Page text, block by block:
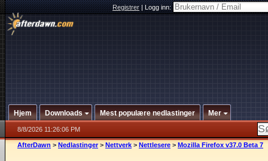
Registrer|Logg inn:
Hjem Downloads Mest populære nedlastinger Mer
8/8/2026 11:26:06 PM
AfterDawn > Nedlastinger > Nettverk > Nettlesere > Mozilla Firefox v37.0 Beta 7